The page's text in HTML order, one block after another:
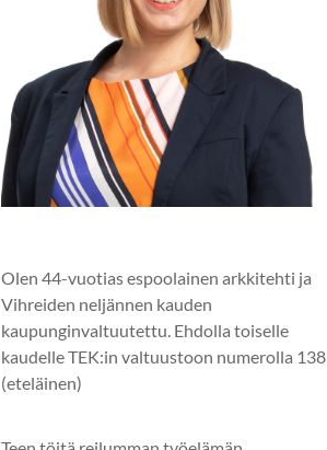
Olen 44-vuotias espoolainen arkkitehti ja
Vihreiden neljännen kauden
kaupunginvaltuutettu. Ehdolla toiselle
kaudelle TEK:in valtuustoon numerolla 138
(eteläinen)